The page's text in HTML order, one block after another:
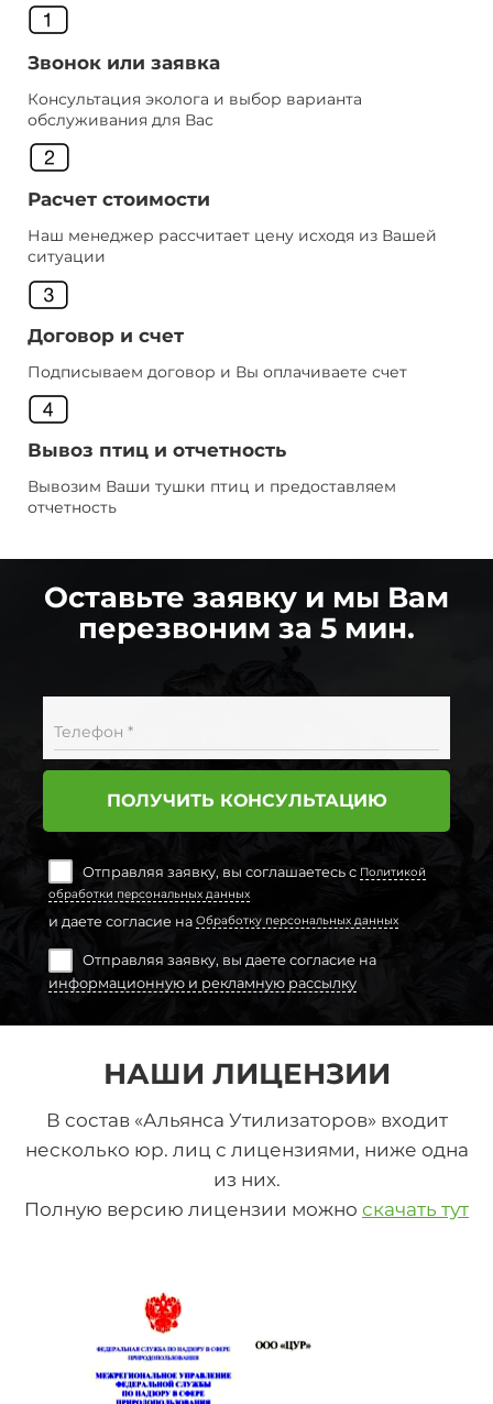
Звонок или заявка
Консультация эколога и выбор варианта
обслуживания для Вас
Расчет стоимости
Наш менеджер рассчитает цену исходя из Вашей
ситуации
Договор и счет
Подписываем договор и Вы оплачиваете счет
Вывоз птиц и отчетность
Вывозим Ваши тушки птиц и предоставляем
отчетность
Оставьте заявку и мы Вам
перезвоним за 5 мин.
Телефон *
ПОЛУЧИТЬ КОНСУЛЬТАЦИЮ
Отправляя заявку, вы соглашаетесь с Политикой
обработки персональных данных
и даете согласие на Обработку персональных данных
Отправляя заявку, вы даете согласие на
информационную и рекламную рассылку
НАШИ ЛИЦЕНЗИИ
В состав «Альянса Утилизаторов» входит
несколько юр. лиц с лицензиями, ниже одна
из них.
Полную версию лицензии можно скачать тут